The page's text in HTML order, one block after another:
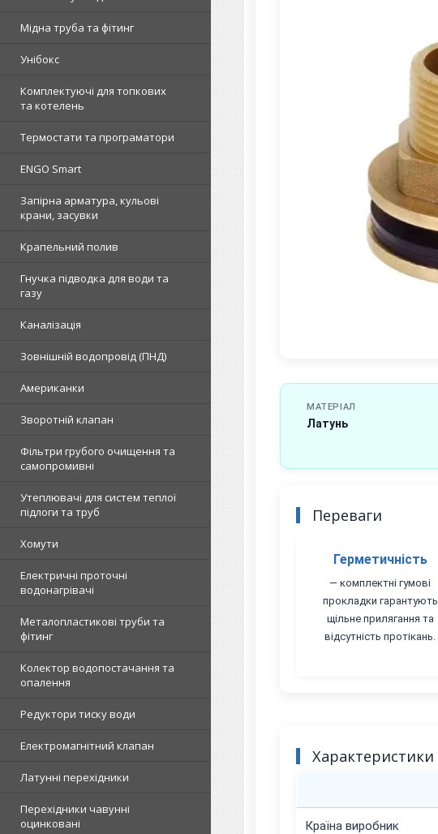
Мідна труба та фітинг
Унібокс
Комплектуючі для топкових
та котелень
Термостати та програматори
ENGO Smart
Запірна арматура, кульові
крани, засувки
Крапельний полив
Гнучка підводка для води та
газу
Каналізація
Зовнішній водопровід (ПНД)
Американки
Зворотній клапан
Фільтри грубого очищення та
самопромивні
Утеплювачі для систем теплої
підлоги та труб
Хомути
Електричні проточні
водонагрівачі
Металопластикові труби та
фітинг
Колектор водопостачання та
опалення
Редуктори тиску води
Електромагнітний клапан
Латунні перехідники
Перехідники чавунні
оцинковані
МАТЕРІАЛ
Латунь
Переваги
Герметичність
— комплектні гумові
прокладки гарантують
щільне прилягання та
відсутність протікань.
Характеристики
Країна виробник